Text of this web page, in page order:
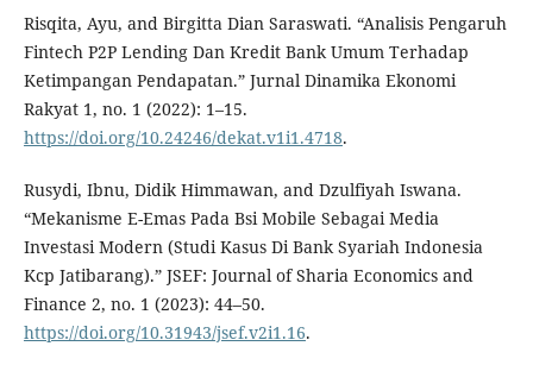
Risqita, Ayu, and Birgitta Dian Saraswati. “Analisis Pengaruh
Fintech P2P Lending Dan Kredit Bank Umum Terhadap
Ketimpangan Pendapatan.” Jurnal Dinamika Ekonomi
Rakyat 1, no. 1 (2022): 1–15.
https://doi.org/10.24246/dekat.v1i1.4718.
Rusydi, Ibnu, Didik Himmawan, and Dzulfiyah Iswana.
“Mekanisme E-Emas Pada Bsi Mobile Sebagai Media
Investasi Modern (Studi Kasus Di Bank Syariah Indonesia
Kcp Jatibarang).” JSEF: Journal of Sharia Economics and
Finance 2, no. 1 (2023): 44–50.
https://doi.org/10.31943/jsef.v2i1.16.